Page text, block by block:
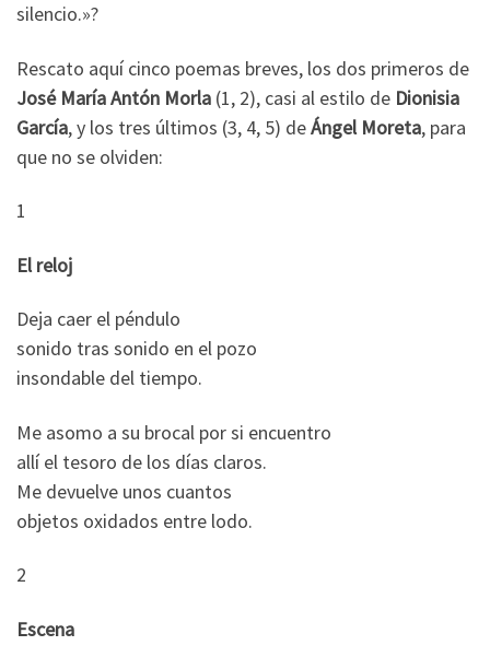
silencio.»?
Rescato aquí cinco poemas breves, los dos primeros de
José María Antón Morla (1, 2), casi al estilo de Dionisia
García, y los tres últimos (3, 4, 5) deÁngel Moreta, para
que no se olviden:
1
El reloj
Deja caer el péndulo
sonido tras sonido en el pozo
insondable del tiempo.
Me asomo a su brocal por si encuentro
allí el tesoro de los días claros.
Me devuelve unos cuantos
objetos oxidados entre lodo.
2
Escena